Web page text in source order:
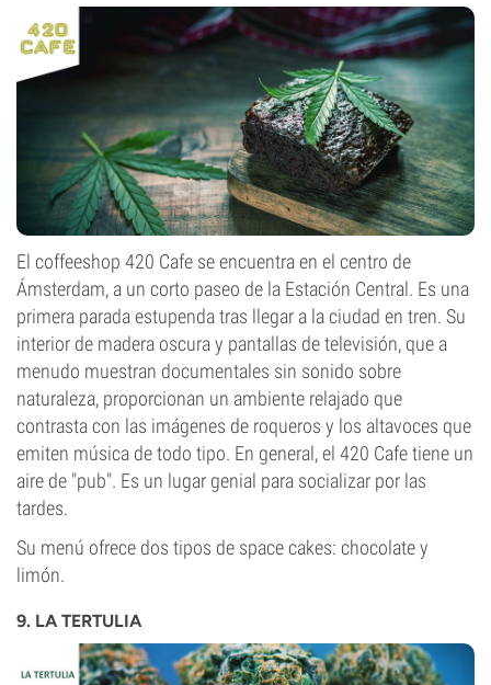
El coffeeshop 420 Cafe se encuentra en el centro de
Ámsterdam, a un corto paseo de la Estación Central. Es una
primera parada estupenda tras llegar a la ciudad en tren. Su
interior de madera oscura y pantallas de televisión, que a
menudo muestran documentales sin sonido sobre
naturaleza, proporcionan un ambiente relajado que
contrasta con las imágenes de roqueros y los altavoces que
emiten música de todo tipo. En general, el 420 Cafe tiene un
aire de "pub". Es un lugar genial para socializar por las
tardes.
Su menú ofrece dos tipos de space cakes: chocolate y
limón.
9. LA TERTULIA